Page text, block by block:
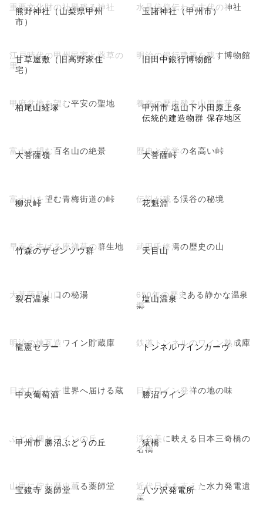
熊野神社（山梨県甲州
市）
重要文化財の社殿残る神社 玉諸神社（甲州市）
水晶信仰伝わる古代の神社
甘草屋敷（旧高野家住
宅）
江戸時代の甲州民家と薬草の
里
旧田中銀行博物館
明治の銀行建築を残す博物館
柏尾山経塚
甲府盆地を望む平安の聖地
甲州市 塩山下小田原上条
伝統的建造物群 保存地区
養蚕の歴史残る山里集落
大菩薩嶺
富士を望む百名山の絶景 大菩薩峠
歴史と文学の名高い峠
柳沢峠
富士山を望む青梅街道の峠 花魁淵
伝説が残る渓谷の秘境
竹森のザゼンソウ群
早春を告げる座禅草の群生地 天目山
武田氏終焉の歴史の山
裂石温泉
大菩薩登山口の秘湯 塩山温泉
650年の歴史ある静かな温泉
郷
龍憲セラー
明治の煉瓦造ワイン貯蔵庫 トンネルワインカーヴ
鉄道トンネルのワイン熟成庫
中央葡萄酒
日本ワインを世界へ届ける蔵 勝沼ワイン
日本ワイン発祥の地の味
甲州市 勝沼ぶどうの丘
ぶどう畑とワインの丘 猿橋
渓谷美に映える日本三奇橋の
名橋
宝鏡寺 薬師堂
山里に佇む歴史薫る薬師堂 八ツ沢発電所
近代日本を支えた水力発電遺
産